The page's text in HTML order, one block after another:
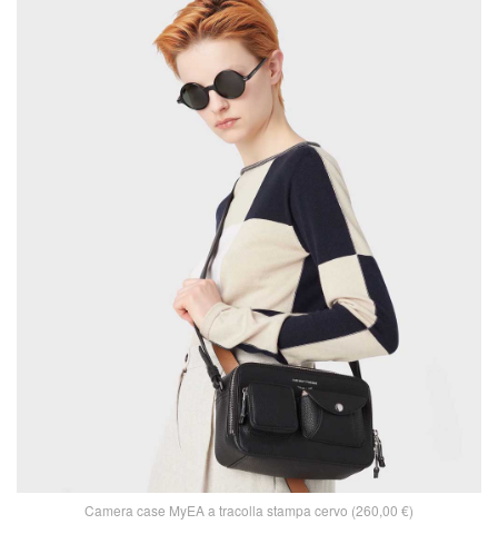
Camera case MyEA a tracolla stampa cervo (260,00 €)